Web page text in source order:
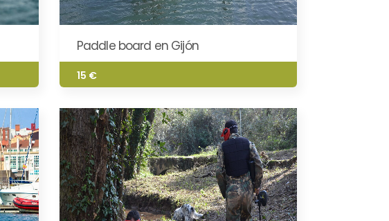
Paddle board en Gijón
15 €